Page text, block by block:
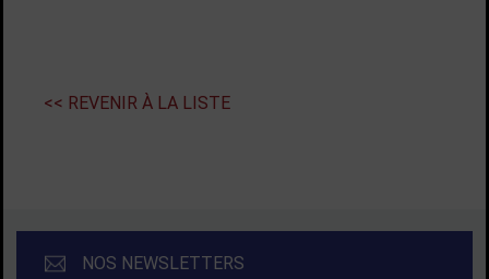
<< REVENIR À LA LISTE
NOS NEWSLETTERS